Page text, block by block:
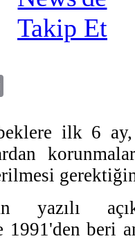
ilk 6
yazılı
beri